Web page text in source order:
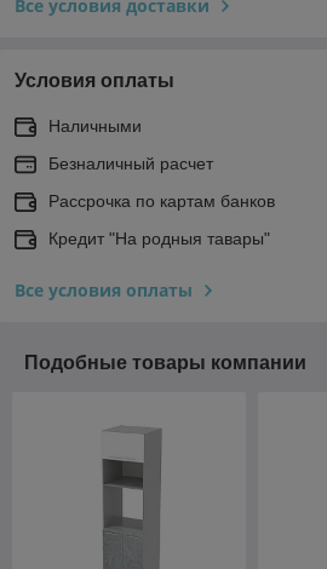
Все условия доставки
Условия оплаты
Наличными
Безналичный расчет
Рассрочка по картам банков
Кредит "На родныя тавары"
Все условия оплаты
Подобные товары компании